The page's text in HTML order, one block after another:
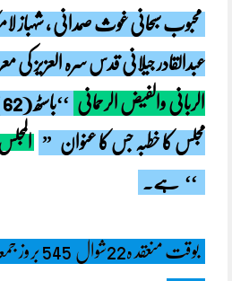
محبوب سبحانی غوث صمدانی ، شہباز
عبدالقادر جیلانی قدس سرہ العزیز
الربانی والفیض الرحمانی
مجلس کا خطبہ جس کا عنوان ”
‘‘ ہے۔
بوقت منعقد